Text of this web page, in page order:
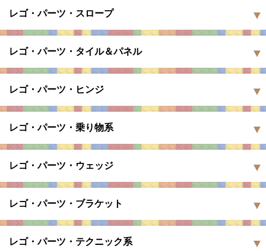
レゴ・パーツ・スロープ
レゴ・パーツ・タイル＆パネル
レゴ・パーツ・ヒンジ
レゴ・パーツ・乗り物系
レゴ・パーツ・ウェッジ
レゴ・パーツ・ブラケット
レゴ・パーツ・テクニック系